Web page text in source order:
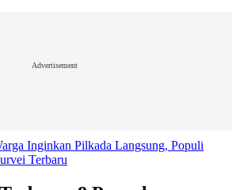
Advertisement
Inginkan Pilkada Langsung, Populi
Terbaru